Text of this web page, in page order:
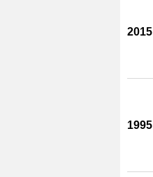
2015
1995